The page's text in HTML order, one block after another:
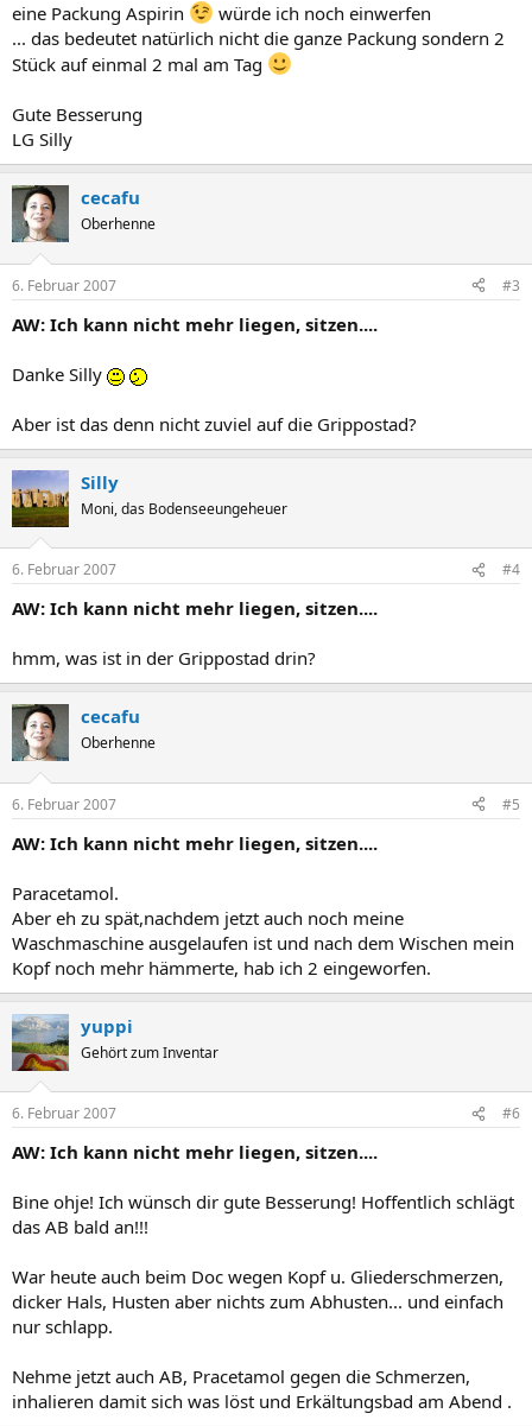
eine Packung Aspirin
würde ich noch einwerfen
... das bedeutet natürlich nicht die ganze Packung sondern 2
Stück auf einmal 2 mal am Tag
Gute Besserung
LG Silly
cecafu
Oberhenne
6. Februar 2007 #3
AW: Ich kann nicht mehr liegen, sitzen....
Danke Silly
Aber ist das denn nicht zuviel auf die Grippostad?
Silly
Moni, das Bodenseeungeheuer
6. Februar 2007 #4
AW: Ich kann nicht mehr liegen, sitzen....
hmm, was ist in der Grippostad drin?
cecafu
Oberhenne
6. Februar 2007 #5
AW: Ich kann nicht mehr liegen, sitzen....
Paracetamol.
Aber eh zu spät,nachdem jetzt auch noch meine
Waschmaschine ausgelaufen ist und nach dem Wischen mein
Kopf noch mehr hämmerte, hab ich 2 eingeworfen.
yuppi
Gehört zum Inventar
6. Februar 2007 #6
AW: Ich kann nicht mehr liegen, sitzen....
Bine ohje! Ich wünsch dir gute Besserung! Hoffentlich schlägt
das AB bald an!!!
War heute auch beim Doc wegen Kopf u. Gliederschmerzen,
dicker Hals, Husten aber nichts zum Abhusten... und einfach
nur schlapp.
Nehme jetzt auch AB, Pracetamol gegen die Schmerzen,
inhalieren damit sich was löst und Erkältungsbad am Abend .